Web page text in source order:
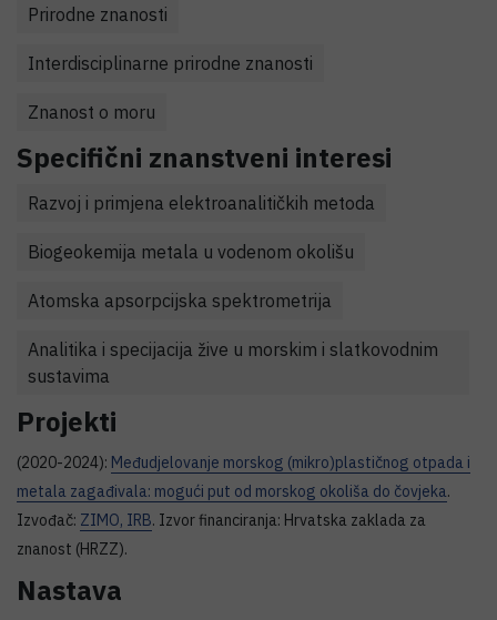
Prirodne znanosti
Interdisciplinarne prirodne znanosti
Znanost o moru
Specifični znanstveni interesi
Razvoj i primjena elektroanalitičkih metoda
Biogeokemija metala u vodenom okolišu
Atomska apsorpcijska spektrometrija
Analitika i specijacija žive u morskim i slatkovodnim
sustavima
Projekti
(2020-2024): Međudjelovanje morskog (mikro)plastičnog otpada i
metala zagađivala: mogući put od morskog okoliša do čovjeka.
Izvođač: ZIMO, IRB. Izvor financiranja: Hrvatska zaklada za
znanost (HRZZ).
Nastava